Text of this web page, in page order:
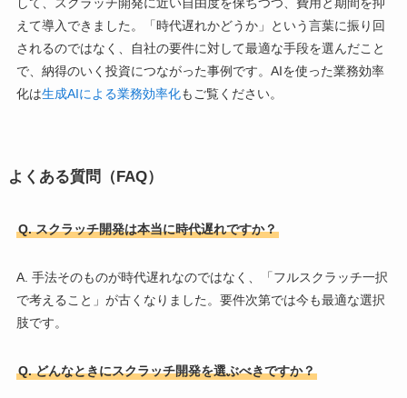
えて導入できました。「時代遅れかどうか」という言葉に振り回
されるのではなく、自社の要件に対して最適な手段を選んだこと
で、納得のいく投資につながった事例です。AIを使った業務効率
化は生成AIによる業務効率化もご覧ください。
よくある質問（FAQ）
Q. スクラッチ開発は本当に時代遅れですか？
A. 手法そのものが時代遅れなのではなく、「フルスクラッチ一択
で考えること」が古くなりました。要件次第では今も最適な選択
肢です。
Q. どんなときにスクラッチ開発を選ぶべきですか？